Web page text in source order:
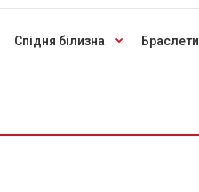
Спідня білизна Браслети